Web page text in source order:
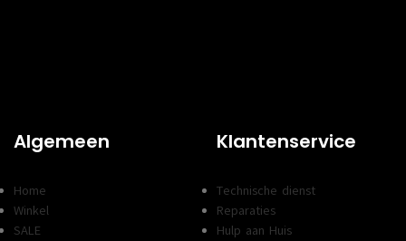
Algemeen
Home
Winkel
SALE
Klantenservice
Technische dienst
Reparaties
Hulp aan Huis